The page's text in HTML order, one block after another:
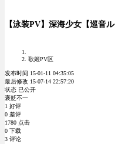
【泳装PV】深海少女【巡音
歌姬PV区
发布时间 15-01-11 04:35:05
最后修改 15-07-14 22:57:20
状态 已公开
褒贬不一
1 好评
0 差评
1780 点击
0 下载
3 评论